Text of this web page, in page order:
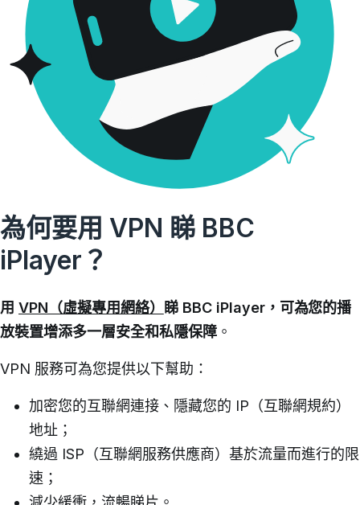
為何要用 VPN 睇 BBC
iPlayer？
用 VPN（虛擬專用網絡）
睇 BBC iPlayer，可為您的播
放裝置增添多一層安全和私隱保障。
VPN 服務可為您提供以下幫助：
加密您的互聯網連接、隱藏您的 IP（互聯網規約）
地址；
繞過 ISP（互聯網服務供應商）基於流量而進行的限
速；